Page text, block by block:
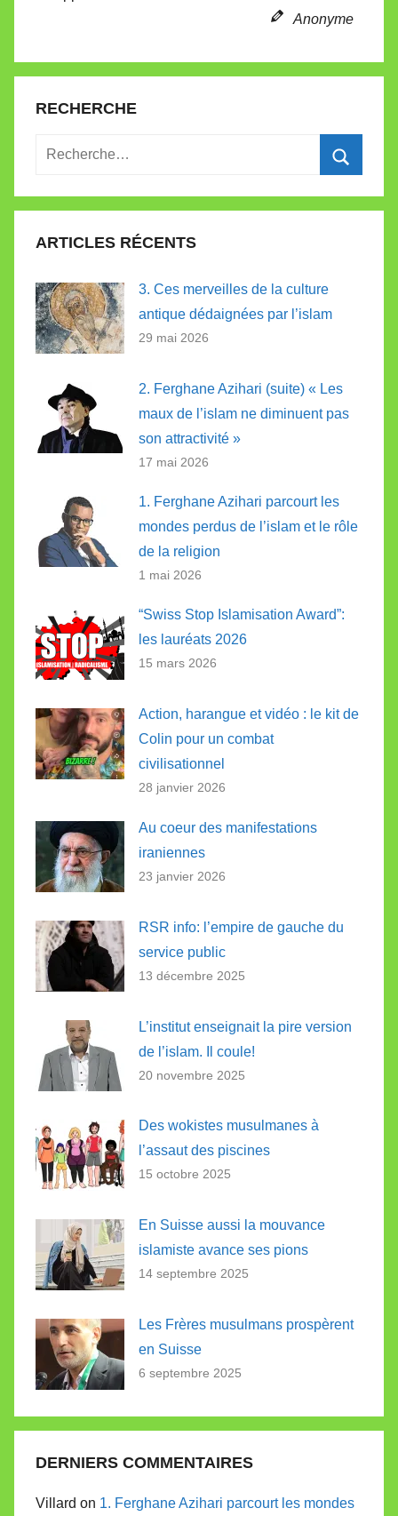
Anonyme
RECHERCHE
Recherche
:
ARTICLES RÉCENTS
3. Ces merveilles de la culture
antique dédaignées par l’islam
29 mai 2026
2. Ferghane Azihari (suite) « Les
maux de l’islam ne diminuent pas
son attractivité »
17 mai 2026
1. Ferghane Azihari parcourt les
mondes perdus de l’islam et le rôle
de la religion
1 mai 2026
“Swiss Stop Islamisation Award”:
les lauréats 2026
15 mars 2026
Action, harangue et vidéo : le kit de
Colin pour un combat
civilisationnel
28 janvier 2026
Au coeur des manifestations
iraniennes
23 janvier 2026
RSR info: l’empire de gauche du
service public
13 décembre 2025
L’institut enseignait la pire version
de l’islam. Il coule!
20 novembre 2025
Des wokistes musulmanes à
l’assaut des piscines
15 octobre 2025
En Suisse aussi la mouvance
islamiste avance ses pions
14 septembre 2025
Les Frères musulmans prospèrent
en Suisse
6 septembre 2025
DERNIERS COMMENTAIRES
Villard on 1. Ferghane Azihari parcourt les mondes